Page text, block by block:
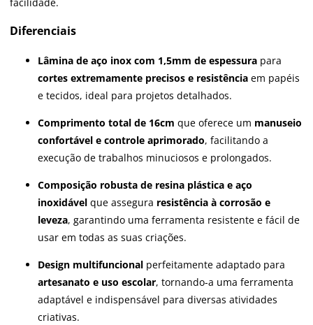
Diferenciais
Lâmina de aço inox com 1,5mm de espessura para
cortes extremamente precisos e resistência em papéis
e tecidos, ideal para projetos detalhados.
Comprimento total de 16cm que oferece um manuseio
confortável e controle aprimorado, facilitando a
execução de trabalhos minuciosos e prolongados.
Composição robusta de resina plástica e aço
inoxidável que assegura resistência à corrosão e
leveza, garantindo uma ferramenta resistente e fácil de
usar em todas as suas criações.
Design multifuncional perfeitamente adaptado para
artesanato e uso escolar, tornando-a uma ferramenta
adaptável e indispensável para diversas atividades
criativas.